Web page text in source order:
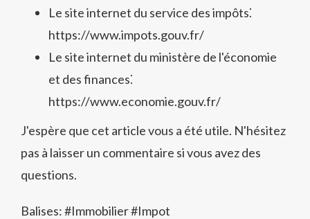
Le site internet du service des impôts⁚
https://www.impots.gouv.fr/
Le site internet du ministère de l'économie
et des finances⁚
https://www.economie.gouv.fr/
J'espère que cet article vous a été utile. N'hésitez
pas à laisser un commentaire si vous avez des
questions.
Balises: #Immobilier#Impot